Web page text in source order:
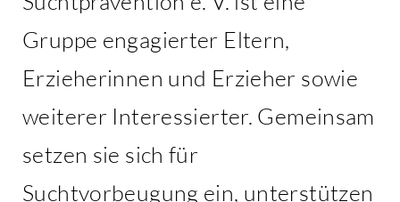
Gruppe engagierter Eltern,
Erzieherinnen und Erzieher sowie
weiterer Interessierter. Gemeinsam
setzen sie sich für
Suchtvorbeugung ein, unterstützen